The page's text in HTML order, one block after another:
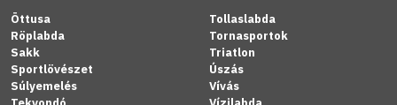
Öttusa
Röplabda
Sakk
Sportlövészet
Súlyemelés
Tollaslabda
Tornasportok
Triatlon
Úszás
Vívás